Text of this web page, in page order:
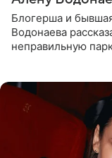
Блогерша и
Водонаева
неправильную